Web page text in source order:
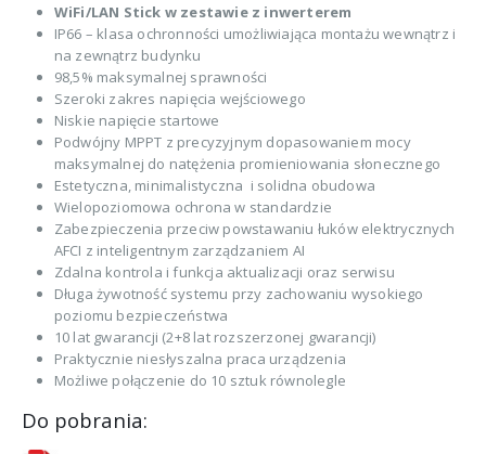
WiFi/LAN Stick w zestawie z inwerterem
IP66 – klasa ochronności umożliwiająca montażu wewnątrz i
na zewnątrz budynku
98,5% maksymalnej sprawności
Szeroki zakres napięcia wejściowego
Niskie napięcie startowe
Podwójny MPPT z precyzyjnym dopasowaniem mocy
maksymalnej do natężenia promieniowania słonecznego
Estetyczna, minimalistyczna i solidna obudowa
Wielopoziomowa ochrona w standardzie
Zabezpieczenia przeciw powstawaniu łuków elektrycznych
AFCI z inteligentnym zarządzaniem AI
Zdalna kontrola i funkcja aktualizacji oraz serwisu
Długa żywotność systemu przy zachowaniu wysokiego
poziomu bezpieczeństwa
10 lat gwarancji (2+8 lat rozszerzonej gwarancji)
Praktycznie niesłyszalna praca urządzenia
Możliwe połączenie do 10 sztuk równolegle
Do pobrania: